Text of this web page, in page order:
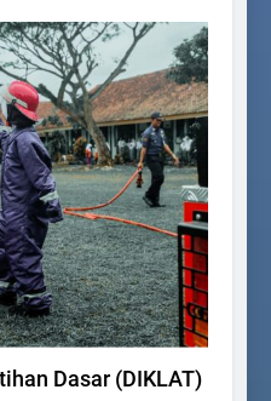
SISWA
Dasar (DIKLAT)